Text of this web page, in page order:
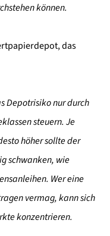
können.
das
Depotrisiko nur durch
steuern. Je
höher sollte der
schwanken, wie
Wer eine
vermag, kann sich
konzentrieren.